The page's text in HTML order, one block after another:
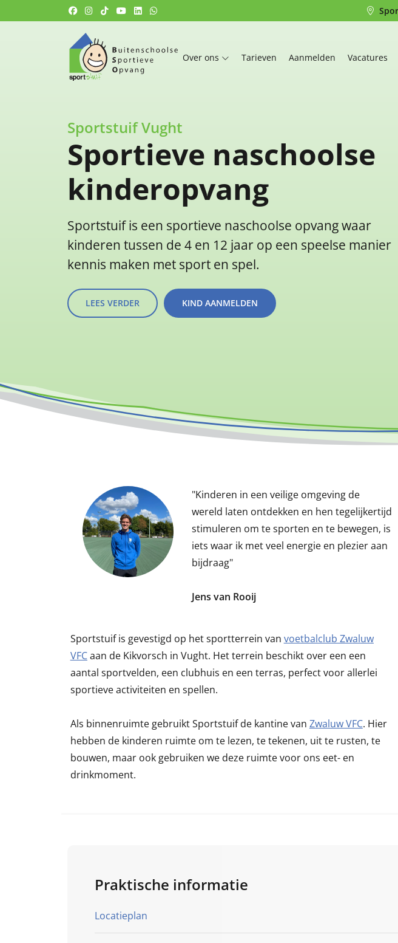
Over ons Tarieven Aanmelden Vacatures
Sportstuif Vught
Sportieve naschoolse
kinderopvang
Sportstuif is een sportieve naschoolse opvang waar
kinderen tussen de 4 en 12 jaar op een speelse manier
kennis maken met sport en spel.
LEES VERDER KIND AANMELDEN
"Kinderen in een veilige omgeving de
wereld laten ontdekken en hen tegelijkertijd
stimuleren om te sporten en te bewegen, is
iets waar ik met veel energie en plezier aan
bijdraag"
Jens van Rooij
Sportstuif is gevestigd op het sportterrein van voetbalclub Zwaluw
VFCaan de Kikvorsch in Vught. Het terrein beschikt over een een
aantal sportvelden, een clubhuis en een terras, perfect voor allerlei
sportieve activiteiten en spellen.
Als binnenruimte gebruikt Sportstuif de kantine van Zwaluw VFC. Hier
hebben de kinderen ruimte om te lezen, te tekenen, uit te rusten, te
bouwen, maar ook gebruiken we deze ruimte voor ons eet- en
drinkmoment.
Praktische informatie
Locatieplan